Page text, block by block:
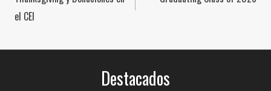
de
entradas
el CEI
Destacados